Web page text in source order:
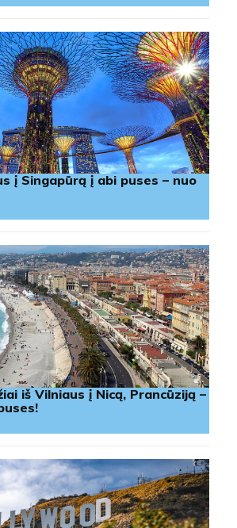
į Singapūrą į abi puses – nuo
iš Vilniaus į Nicą, Prancūziją –